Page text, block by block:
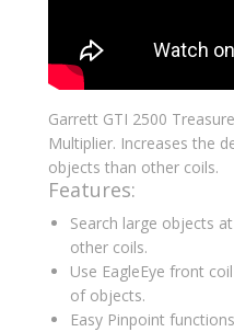
Garrett GTI 2500
Multiplier. Increases the
objects than other coils.
Features:
Search large objects
other coils.
Use EagleEye front
of objects.
Easy Pinpoint